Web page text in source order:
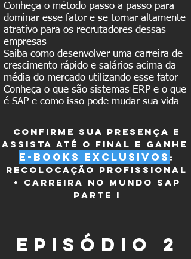
Conheça o método passo a passo para
dominar esse fator e se tornar altamente
atrativo para os recrutadores dessas
empresas
Saiba como desenvolver uma carreira de
crescimento rápido e salários acima da
média do mercado utilizando esse fator
Conheça o que são sistemas ERP e o que
é SAP e como isso pode mudar sua vida
CONFIRME SUA PRESENÇA E
ASSISTA ATÉ O FINAL E GANHE
E-BOOKs EXCLUSIVOs :
RECOLOCAÇÃO PROFISSIONAL
+ Carreira no mundo sap
parte i
episódio 2